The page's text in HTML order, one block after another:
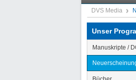
DVS Media
Unser
Manuskripte /